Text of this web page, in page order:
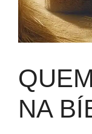
NA